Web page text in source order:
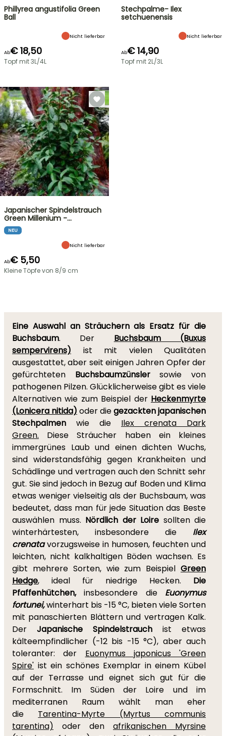
Phillyrea angustifolia Green
Ball
Nicht lieferbar
Ab€ 18,50
Topf mit 3L/4L
Stechpalme- Ilex
setchuenensis
Nicht lieferbar
Ab€ 14,90
Topf mit 2L/3L
Japanischer Spindelstrauch
Green Millenium -…
NEU
Nicht lieferbar
Ab€ 5,50
Kleine Töpfe von 8/9 cm
Eine Auswahl an Sträuchern als Ersatz für die
Buchsbaum. Der Buchsbaum (Buxus
sempervirens)
ist mit vielen Qualitäten
ausgestattet, aber seit einigen Jahren Opfer der
gefürchteten Buchsbaumzünslersowie von
pathogenen Pilzen. Glücklicherweise gibt es viele
Alternativen wie zum Beispiel der Heckenmyrte
(Lonicera nitida) oder diegezackten japanischen
Stechpalmen wie die Ilex crenata Dark
Green. Diese Sträucher haben ein kleines
immergrünes Laub und einen dichten Wuchs,
sind widerstandsfähig gegen Krankheiten und
Schädlinge und vertragen auch den Schnitt sehr
gut. Sie sind jedoch in Bezug auf Boden und Klima
etwas weniger vielseitig als der Buchsbaum, was
bedeutet, dass man für jede Situation das Beste
auswählen muss. Nördlich der Loire sollten die
winterhärtesten, insbesondere die Ilex
crenatavorzugsweise in humosen, feuchten und
leichten, nicht kalkhaltigen Böden wachsen. Es
gibt mehrere Sorten, wie zum Beispiel Green
Hedge, ideal für niedrige Hecken. Die
Pfaffenhütchen,insbesondere die Euonymus
fortunei,winterhart bis -15 °C, bieten viele Sorten
mit panaschierten Blättern und vertragen Kalk.
Der Japanische Spindelstrauch ist etwas
kälteempfindlicher (-12 bis -15 °C), aber auch
toleranter: der Euonymus japonicus 'Green
Spire' ist ein schönes Exemplar in einem Kübel
auf der Terrasse und eignet sich gut für die
Formschnitt. Im Süden der Loire und im
mediterranen Raum wählt man eher
die Tarentina-Myrte (Myrtus communis
tarentina) oder den afrikanischen Myrsine